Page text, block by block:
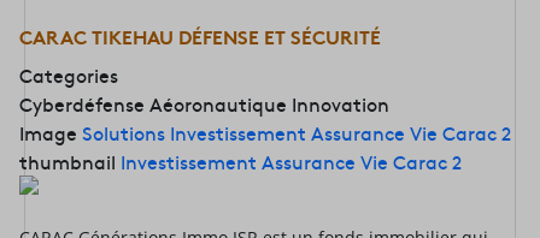
CARAC TIKEHAU DÉFENSE ET SÉCURITÉ
Categories
Cyberdéfense Aéoronautique Innovation
Image Solutions Investissement Assurance Vie Carac 2
thumbnail Investissement Assurance Vie Carac 2